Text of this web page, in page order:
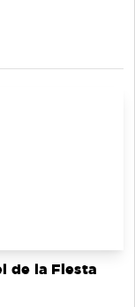
de la Fiesta